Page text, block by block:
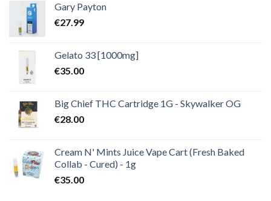
Gary Payton
€27.99
Gelato 33 [1000mg]
€35.00
Big Chief THC Cartridge 1G - Skywalker OG
€28.00
Cream N' Mints Juice Vape Cart (Fresh Baked
Collab - Cured) - 1g
€35.00